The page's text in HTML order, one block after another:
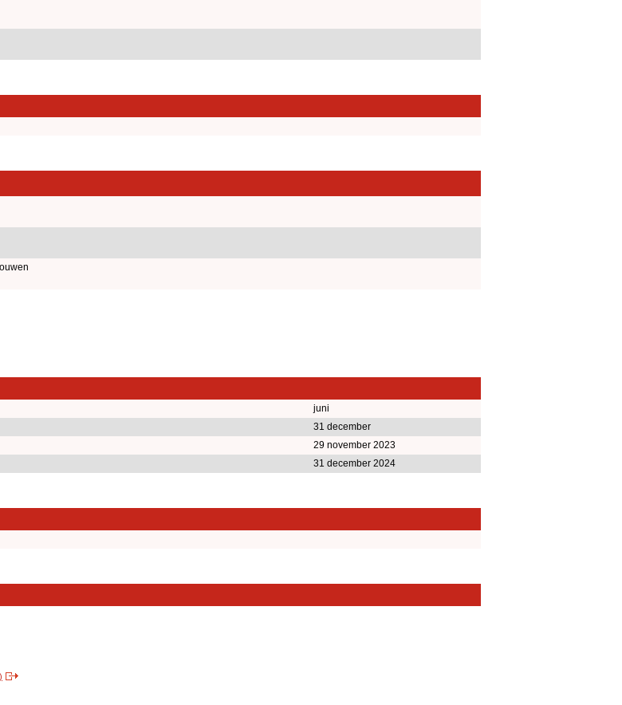
juni
31 december
29 november 2023
31 december 2024